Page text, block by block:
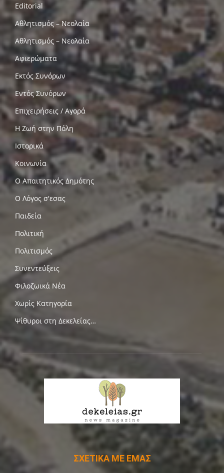
Editorial
Αθλητισμός – Νεολαία
Αθλητισμός – Νεολαία
Αφιερώματα
Εκτός Συνόρων
Εντός Συνόρων
Επιχειρήσεις / Αγορά
Η Ζωή στην Πόλη
Ιστορικά
Κοινωνία
Ο Απαιτητικός Δημότης
Ο Λόγος σ'εσας
Παιδεία
Πολιτική
Πολιτισμός
Συνεντεύξεις
Φιλοζωικά Νέα
Χωρίς Κατηγορία
Ψίθυροι στη Δεκελείας…
ΣΧΕΤΙΚΑ ΜΕ ΕΜΑΣ